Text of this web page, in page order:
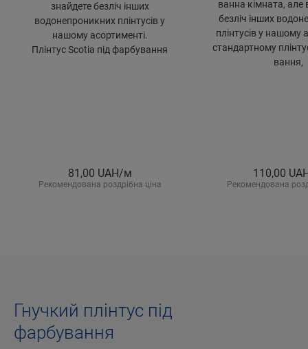
знайдете безліч інших
водонепроникних плінтусів у
нашому асортименті.
Плінтус Scotia під фарбування
81,00 UAH/м
Рекомендована роздрібна ціна
ванна кімната, але
безліч інших
плінтусів у нашому
стандартному
вання,
110,00
Рекомендована
Гнучкий плінтус під
фарбування